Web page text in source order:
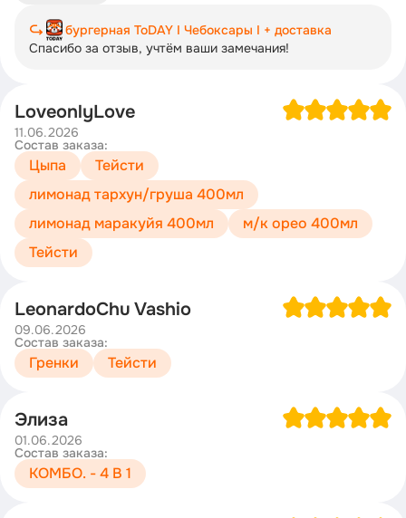
бургерная ToDAY I Чебоксары I + доставка
Спасибо за отзыв, учтём ваши замечания!
LoveonlyLove
11.06.2026
Состав заказа:
Цыпа
Тейсти
лимонад тархун/груша 400мл
лимонад маракуйя 400мл
м/к орео 400мл
Тейсти
LeonardoChu Vashio
09.06.2026
Состав заказа:
Гренки Тейсти
Элиза
01.06.2026
Состав заказа:
КОМБО. - 4 В 1